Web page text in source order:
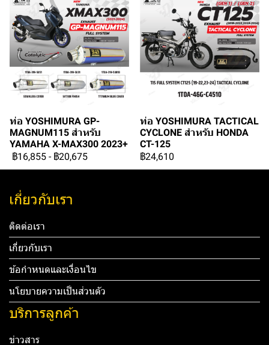
ท่อ YOSHIMURA GP-
MAGNUM115 สำหรับ
YAMAHA X-MAX300 2023+
฿16,855 - ฿20,675
ท่อ YOSHIMURA TACTICAL
CYCLONE สำหรับ HONDA
CT-125
฿24,610
เกี่ยวกับเรา
ติดต่อเรา
เกี่ยวกับเรา
ข้อกำหนดและเงื่อนไข
นโยบายความเป็นส่วนตัว
บริการลูกค้า
ข่าวสาร